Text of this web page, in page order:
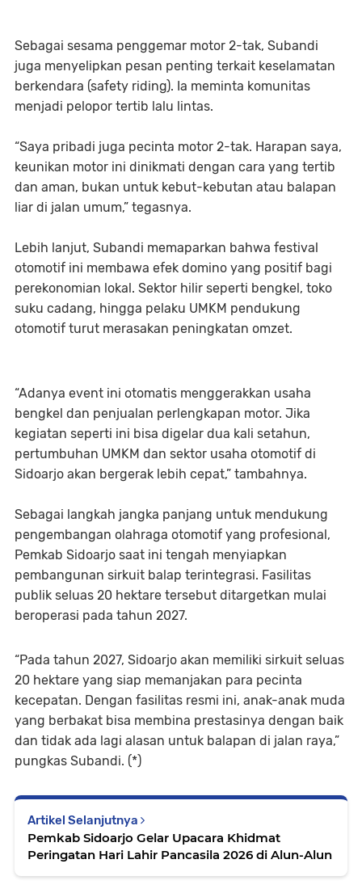
Sebagai sesama penggemar motor 2-tak, Subandi
juga menyelipkan pesan penting terkait keselamatan
berkendara (safety riding). Ia meminta komunitas
menjadi pelopor tertib lalu lintas.
“Saya pribadi juga pecinta motor 2-tak. Harapan saya,
keunikan motor ini dinikmati dengan cara yang tertib
dan aman, bukan untuk kebut-kebutan atau balapan
liar di jalan umum,” tegasnya.
Lebih lanjut, Subandi memaparkan bahwa festival
otomotif ini membawa efek domino yang positif bagi
perekonomian lokal. Sektor hilir seperti bengkel, toko
suku cadang, hingga pelaku UMKM pendukung
otomotif turut merasakan peningkatan omzet.
“Adanya event ini otomatis menggerakkan usaha
bengkel dan penjualan perlengkapan motor. Jika
kegiatan seperti ini bisa digelar dua kali setahun,
pertumbuhan UMKM dan sektor usaha otomotif di
Sidoarjo akan bergerak lebih cepat,” tambahnya.
Sebagai langkah jangka panjang untuk mendukung
pengembangan olahraga otomotif yang profesional,
Pemkab Sidoarjo saat ini tengah menyiapkan
pembangunan sirkuit balap terintegrasi. Fasilitas
publik seluas 20 hektare tersebut ditargetkan mulai
beroperasi pada tahun 2027.
“Pada tahun 2027, Sidoarjo akan memiliki sirkuit seluas
20 hektare yang siap memanjakan para pecinta
kecepatan. Dengan fasilitas resmi ini, anak-anak muda
yang berbakat bisa membina prestasinya dengan baik
dan tidak ada lagi alasan untuk balapan di jalan raya,”
pungkas Subandi. (*)
Artikel Selanjutnya
Pemkab Sidoarjo Gelar Upacara Khidmat
Peringatan Hari Lahir Pancasila 2026 di Alun-Alun